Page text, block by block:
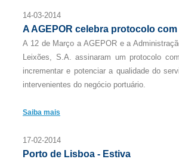
14-03-2014
A AGEPOR celebra protocolo
A 12 de Março a AGEPOR e a
Leixões, S.A. assinaram um protocolo
incrementar e potenciar a qualidade do
intervenientes do negócio portuário.
Saiba mais
17-02-2014
Porto de Lisboa - Estiva